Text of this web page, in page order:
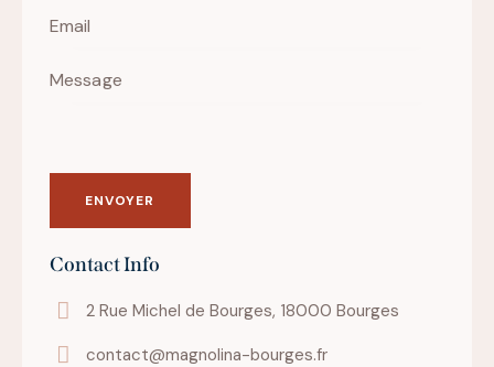
Contact Info
2 Rue Michel de Bourges, 18000 Bourges
contact@magnolina-bourges.fr